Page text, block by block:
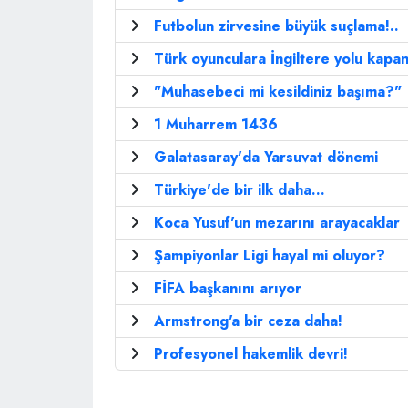
Futbolun zirvesine büyük suçlama!..
Türk oyunculara İngiltere yolu
"Muhasebeci mi kesildiniz başıma?"
1 Muharrem 1436
Galatasaray'da Yarsuvat dönemi
Türkiye'de bir ilk daha...
Koca Yusuf'un mezarını arayacaklar
Şampiyonlar Ligi hayal mi oluyor?
FİFA başkanını arıyor
Armstrong'a bir ceza daha!
Profesyonel hakemlik devri!